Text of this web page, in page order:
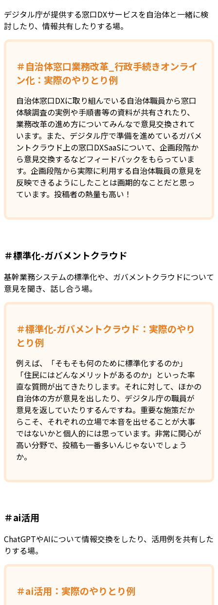
デジタル庁が提供する窓口DXサービスを自治体と一緒に検
討したり、情報共有したりする場。
＃自治体窓口業務改革_行政手続きオンライ
ン化：実際のやりとり例
自治体窓口DXに取り組んでいる自治体職員から窓口
体験調査の実例や手順書等の資料が共有されたり、
業務改革の進め方についてみんなで意見交換されて
います。また、デジタル庁で準備を進めているガバメ
ントクラウド上の窓口DXSaaSについて、企画段階か
ら意見交換するなどフィードバックをもらっていま
す。企画段階から実際に利用する自治体職員の意見を
反映できるようにしたことは画期的なことだと思っ
ています。投稿者の熱量も高い！
＃標準化-ガバメントクラウド
基幹業務システムの標準化や、ガバメントクラウドについて
意見を聞き、話し合う場。
＃標準化-ガバメントクラウド：実際のやり
とり例
例えば、「そもそも何のために標準化するのか」
「住民にはどんなメリットがあるのか」といった率
直な質問が出てきたりします。それに対して、ほかの
自治体の方が意見を出したり、デジタル庁の職員が
意見を返していたりするんですね。重要な施策だか
らこそ、それぞれの立場で本音を出せることが大事
ではないかと個人的には思っています。非常に関心が
高い分野で、投稿も一番多いんじゃないでしょう
か。
＃ai活用
ChatGPTやAIについて情報交換をしたり、活用例を共有した
りする場。
＃ai活用：実際のやりとり例